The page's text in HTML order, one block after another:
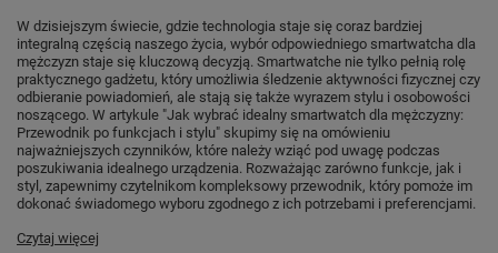
W dzisiejszym świecie, gdzie technologia staje się coraz bardziej
integralną częścią naszego życia, wybór odpowiedniego smartwatcha dla
mężczyzn staje się kluczową decyzją. Smartwatche nie tylko pełnią rolę
praktycznego gadżetu, który umożliwia śledzenie aktywności fizycznej czy
odbieranie powiadomień, ale stają się także wyrazem stylu i osobowości
noszącego. W artykule "Jak wybrać idealny smartwatch dla mężczyzny:
Przewodnik po funkcjach i stylu" skupimy się na omówieniu
najważniejszych czynników, które należy wziąć pod uwagę podczas
poszukiwania idealnego urządzenia. Rozważając zarówno funkcje, jak i
styl, zapewnimy czytelnikom kompleksowy przewodnik, który pomoże im
dokonać świadomego wyboru zgodnego z ich potrzebami i preferencjami.
Czytaj więcej